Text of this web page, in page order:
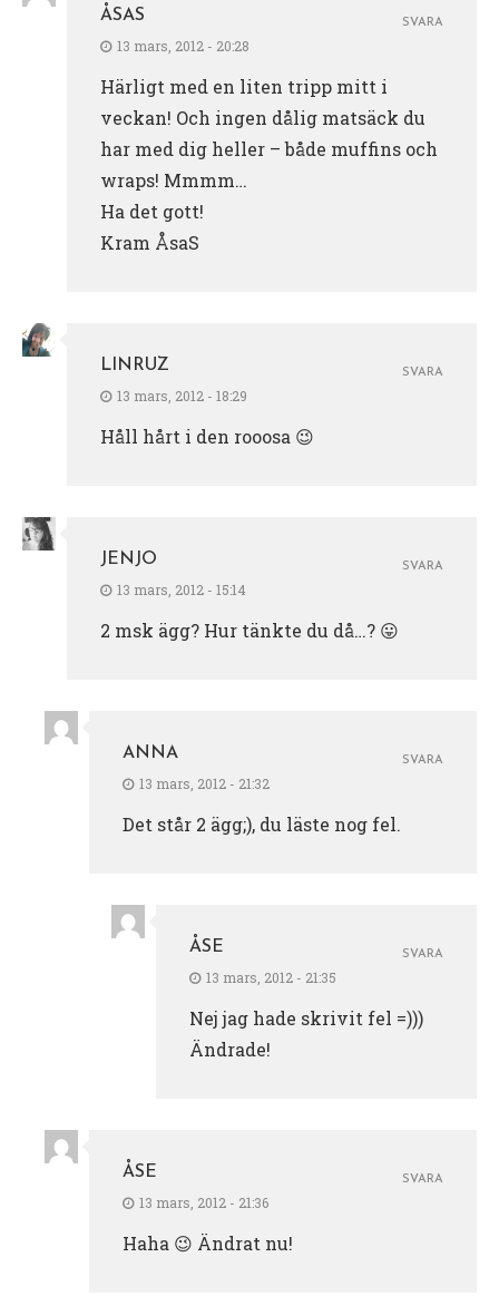
ÅSAS
13 mars, 2012 - 20:28
Härligt med en liten tripp mitt i
veckan! Och ingen dålig matsäck du
har med dig heller – både muffins och
wraps! Mmmm…
Ha det gott!
Kram ÅsaS
SVARA
LINRUZ
13 mars, 2012 - 18:29
Håll hårt i den rooosa 😉
SVARA
JENJO
13 mars, 2012 - 15:14
2 msk ägg? Hur tänkte du då…? 😛
SVARA
ANNA
13 mars, 2012 - 21:32
Det står 2 ägg;), du läste nog fel.
SVARA
ÅSE
13 mars, 2012 - 21:35
Nej jag hade skrivit fel =)))
Ändrade!
SVARA
ÅSE
13 mars, 2012 - 21:36
Haha 😉 Ändrat nu!
SVARA